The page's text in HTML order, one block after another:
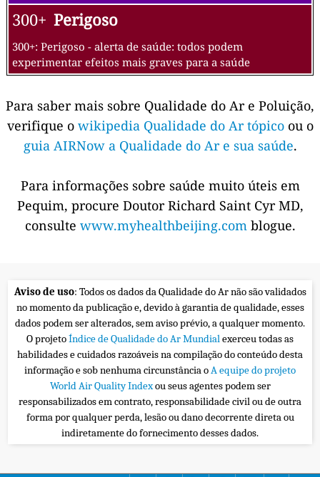
300+ Perigoso
300+: Perigoso - alerta de saúde: todos podem
experimentar efeitos mais graves para a saúde
Para saber mais sobre Qualidade do Ar e Poluição,
verifique o wikipedia Qualidade do Ar tópico ou o
guia AIRNow a Qualidade do Ar e sua saúde.
Para informações sobre saúde muito úteis em
Pequim, procure Doutor Richard Saint Cyr MD,
consulte www.myhealthbeijing.com blogue.
Aviso de uso: Todos os dados da Qualidade do Ar não são validados
no momento da publicação e, devido à garantia de qualidade, esses
dados podem ser alterados, sem aviso prévio, a qualquer momento.
O projetoÍndice de Qualidade do Ar Mundialexerceu todas as
habilidades e cuidados razoáveis na compilação do conteúdo desta
informação e sob nenhuma circunstância oA equipe do projeto
World Air Quality Indexou seus agentes podem ser
responsabilizados em contrato, responsabilidade civil ou de outra
forma por qualquer perda, lesão ou dano decorrente direta ou
indiretamente do fornecimento desses dados.